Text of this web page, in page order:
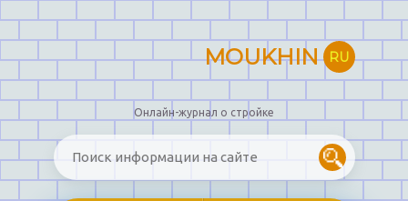
MOUKHIN RU
Онлайн-журнал о стройке